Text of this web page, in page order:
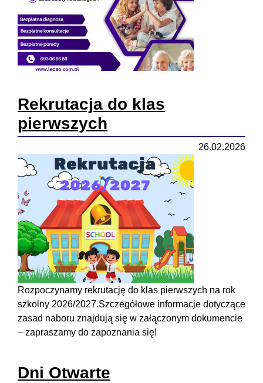
Rekrutacja do klas
pierwszych
26.02.2026
Rozpoczynamy rekrutację do klas pierwszych na rok
szkolny 2026/2027.Szczegółowe informacje dotyczące
zasad naboru znajdują się w załączonym dokumencie
– zapraszamy do zapoznania się!
Dni Otwarte